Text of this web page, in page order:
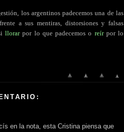
los argentinos padecemos una de las
a sus mentiras, distorsiones y falsas
llorarpor lo que padecemos o reírpor lo
en la nota, esta Cristina piensa que